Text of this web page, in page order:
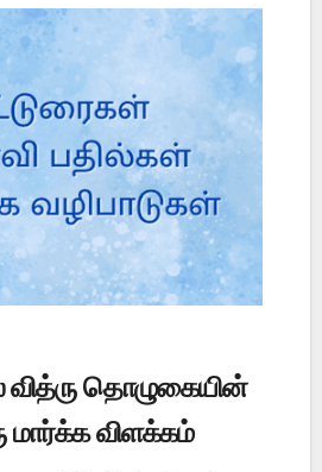
வித்ரு தொழுகையின்
மார்க்க விளக்கம்